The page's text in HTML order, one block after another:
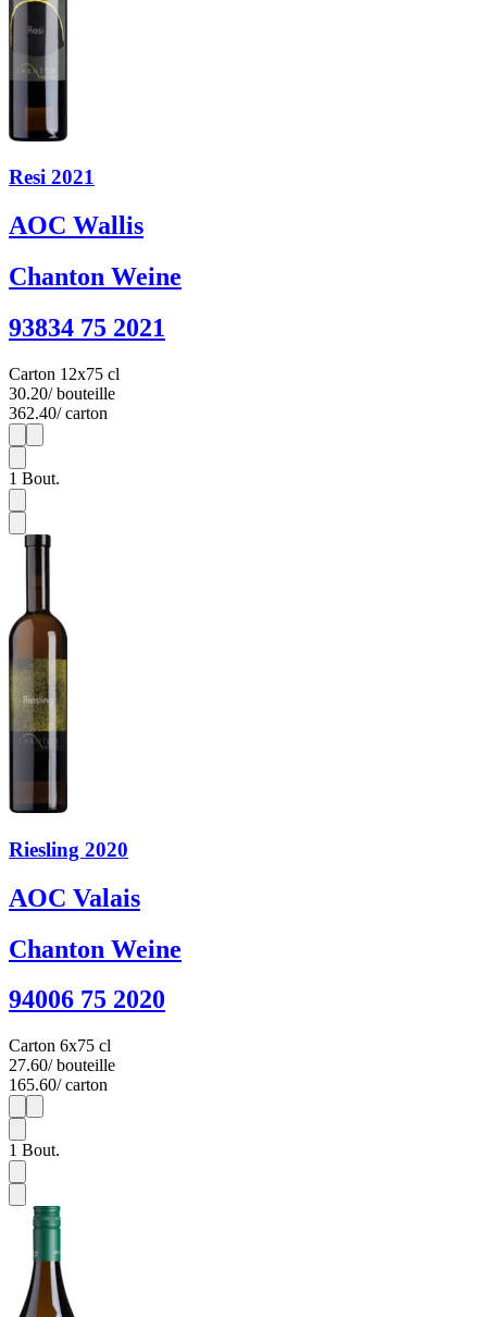
Resi 2021
AOC Wallis
Chanton Weine
93834 75 2021
Carton 12x75 cl
30.20/ bouteille
362.40/ carton
1
1 Bout.
Riesling 2020
AOC Valais
Chanton Weine
94006 75 2020
Carton 6x75 cl
27.60/ bouteille
165.60/ carton
1
1 Bout.